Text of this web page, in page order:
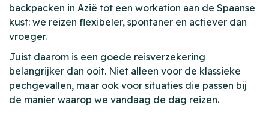
backpacken in Azië tot een workation aan de Spaanse
kust: we reizen flexibeler, spontaner en actiever dan
vroeger.
Juist daarom is een goede reisverzekering
belangrijker dan ooit. Niet alleen voor de klassieke
pechgevallen, maar ook voor situaties die passen bij
de manier waarop we vandaag de dag reizen.